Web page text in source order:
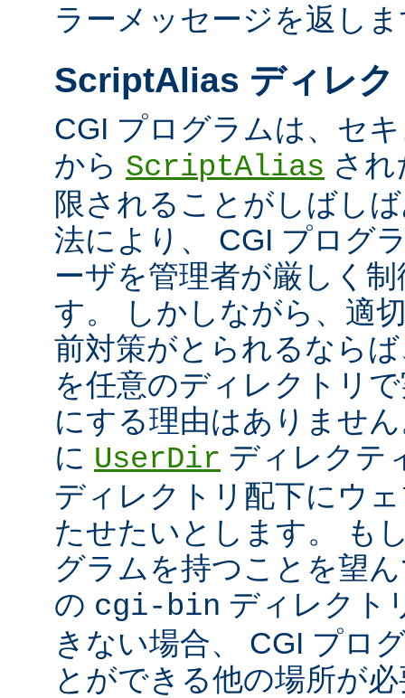
ラーメッセージを返し
ScriptAlias ディレク
CGI プログラムは、セ
から ScriptAlias さ
限されることがしばし
法により、 CGI プログ
ーザを管理者が厳しく
す。 しかしながら、適
前対策がとられるなら
を任意のディレクトリ
にする理由はありませ
に UserDir ディレクテ
ディレクトリ配下にウ
たせたいとします。 も
グラムを持つことを望
の cgi-bin ディレクト
きない場合、 CGI プロ
とができる他の場所が